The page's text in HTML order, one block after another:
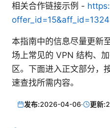
相关合作链接示例 -
本指南中的信息尽量更新
场上常见的 VPN 结构、
区。下面进入正文部分，
速查找所需内容。
发布:2026-04-06· 更新: